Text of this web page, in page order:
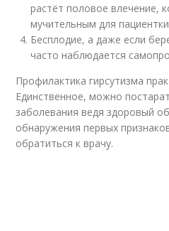
растёт половое влечение,
мучительным для
Бесплодие, а даже если
часто наблюдается
Профилактика гирсутизма
Единственное, можно
заболевания ведя здоровый
обнаружения первых
обратиться к врачу.